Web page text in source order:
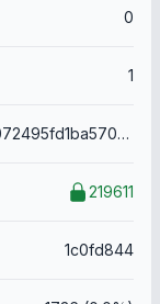
0
1
ae06d24d072495fd1ba570f897fba86a3aeb93f9e31e2db8b0a96abcf8c03412
219611
1c0fd844